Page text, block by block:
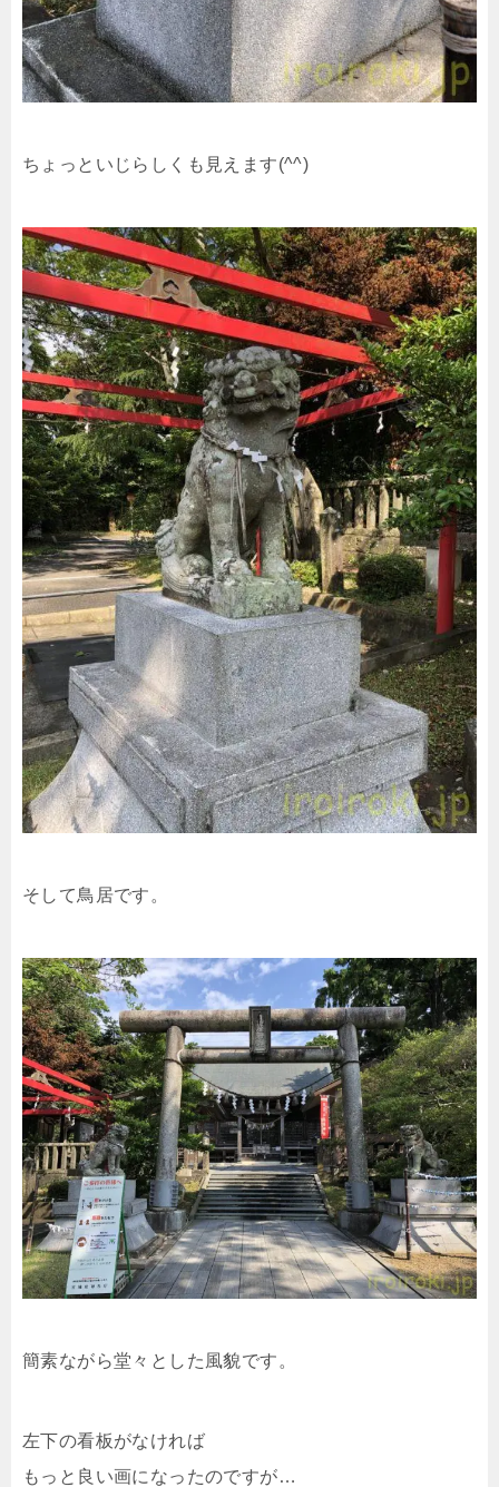
ちょっといじらしくも見えます(^^)
そして鳥居です。
簡素ながら堂々とした風貌です。
左下の看板がなければ
もっと良い画になったのですが…